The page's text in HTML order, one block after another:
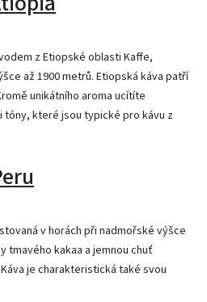
z Etiopské oblasti Kaffe,
až 1900 metrů. Etiopská káva patří
unikátního aroma ucítíte
které jsou typické pro kávu z
v horách při nadmořské výšce
tmavého kakaa a jemnou chuť
je charakteristická také svou